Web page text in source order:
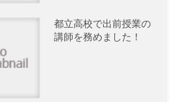
都立高校で出前授業の
講師を務めました！